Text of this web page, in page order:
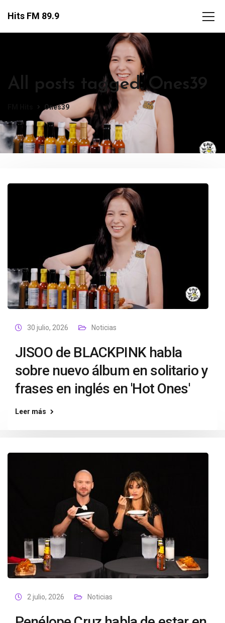
Hits FM 89.9
All posts tagged: Ones39
Ones39
30 julio, 2026 Noticias
JISOO de BLACKPINK habla
sobre nuevo álbum en solitario y
frases en inglés en 'Hot Ones'
Leer más
2 julio, 2026 Noticias